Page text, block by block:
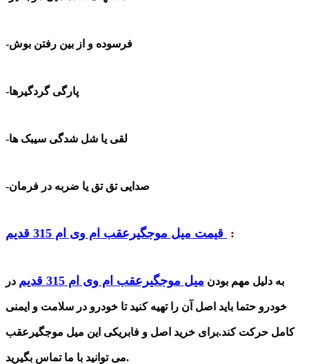
-فرسوده و از بین رفتن بوش
-پارگی گردگیرها
-لقی یا شل شدگی سیبک ها
-صدایی تق تق یا ضربه در فرمان
:
به دلیل مهم بودن میل موجگیرعقب ام وی ام 315 قدیم در
خودرو حتما باید اصل آن را تهیه کنید تا خودرو در سلامت و ایمنی
کامل حرکت کند.برای خرید اصل و فابریکی این میل موجگیرعقب
می توانید با ما تماس بگیرید.